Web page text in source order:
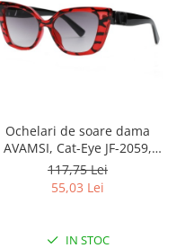
Ochelari de soare dama
AVAMSI, Cat-Eye JF-2059,
Rosu
117,75 Lei
55,03 Lei
IN STOC